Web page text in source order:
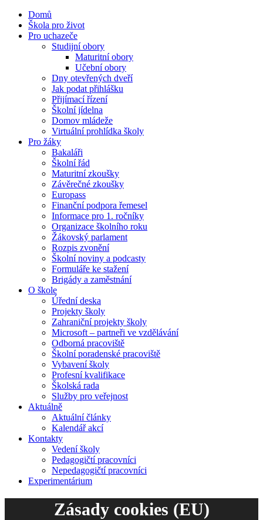
Domů
Škola pro život
Pro uchazeče
Studijní obory
Maturitní obory
Učební obory
Dny otevřených dveří
Jak podat přihlášku
Přijímací řízení
Školní jídelna
Domov mládeže
Virtuální prohlídka školy
Pro žáky
Bakaláři
Školní řád
Maturitní zkoušky
Závěrečné zkoušky
Europass
Finanční podpora řemesel
Informace pro 1. ročníky
Organizace školního roku
Žákovský parlament
Rozpis zvonění
Školní noviny a podcasty
Formuláře ke stažení
Brigády a zaměstnání
O škole
Úřední deska
Projekty školy
Zahraniční projekty školy
Microsoft – partneři ve vzdělávání
Odborná pracoviště
Školní poradenské pracoviště
Vybavení školy
Profesní kvalifikace
Školská rada
Služby pro veřejnost
Aktuálně
Aktuální články
Kalendář akcí
Kontakty
Vedení školy
Pedagogičtí pracovníci
Nepedagogičtí pracovníci
Experimentárium
Zásady cookies (EU)